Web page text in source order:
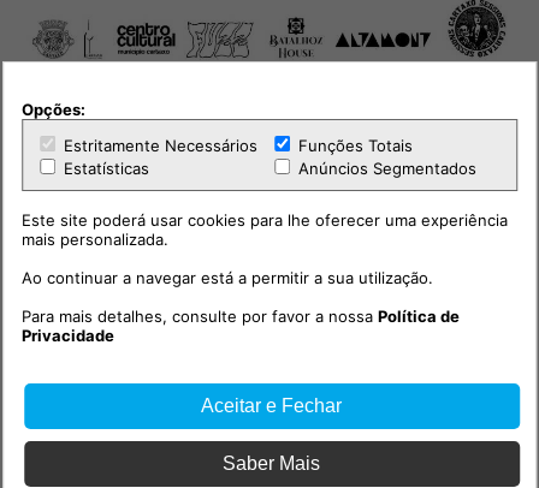
Opções:
Estritamente Necessários
Funções Totais
Estatísticas
Anúncios Segmentados
Este site poderá usar cookies para lhe oferecer uma experiência
mais personalizada.
Ao continuar a navegar está a permitir a sua utilização.
Para mais detalhes, consulte por favor a nossaPolítica de
Privacidade
Aceitar e Fechar
Saber Mais